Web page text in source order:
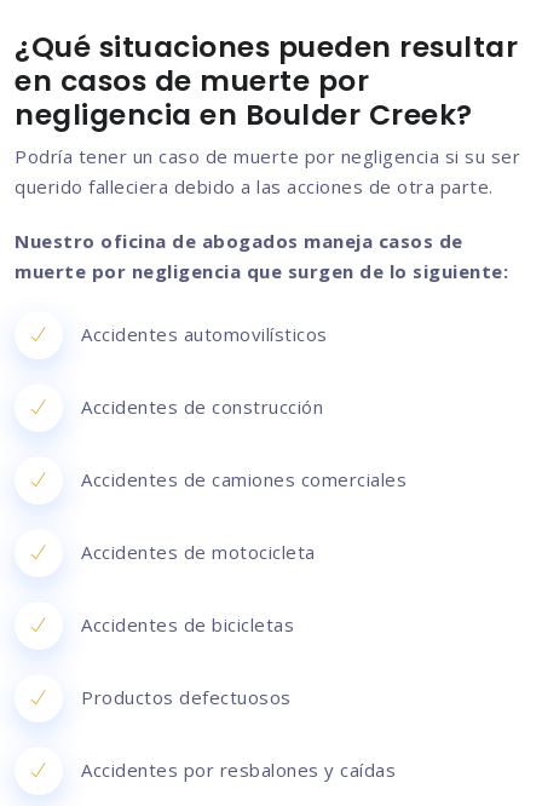
¿Qué situaciones pueden resultar
en casos de muerte por
negligencia en Boulder Creek?
Podría tener un caso de muerte por negligencia si su ser
querido falleciera debido a las acciones de otra parte.
Nuestro oficina de abogados maneja casos de
muerte por negligencia que surgen de lo siguiente:
Accidentes automovilísticos
Accidentes de construcción
Accidentes de camiones comerciales
Accidentes de motocicleta
Accidentes de bicicletas
Productos defectuosos
Accidentes por resbalones y caídas